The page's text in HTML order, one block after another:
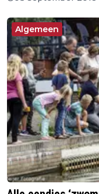
Algemeen